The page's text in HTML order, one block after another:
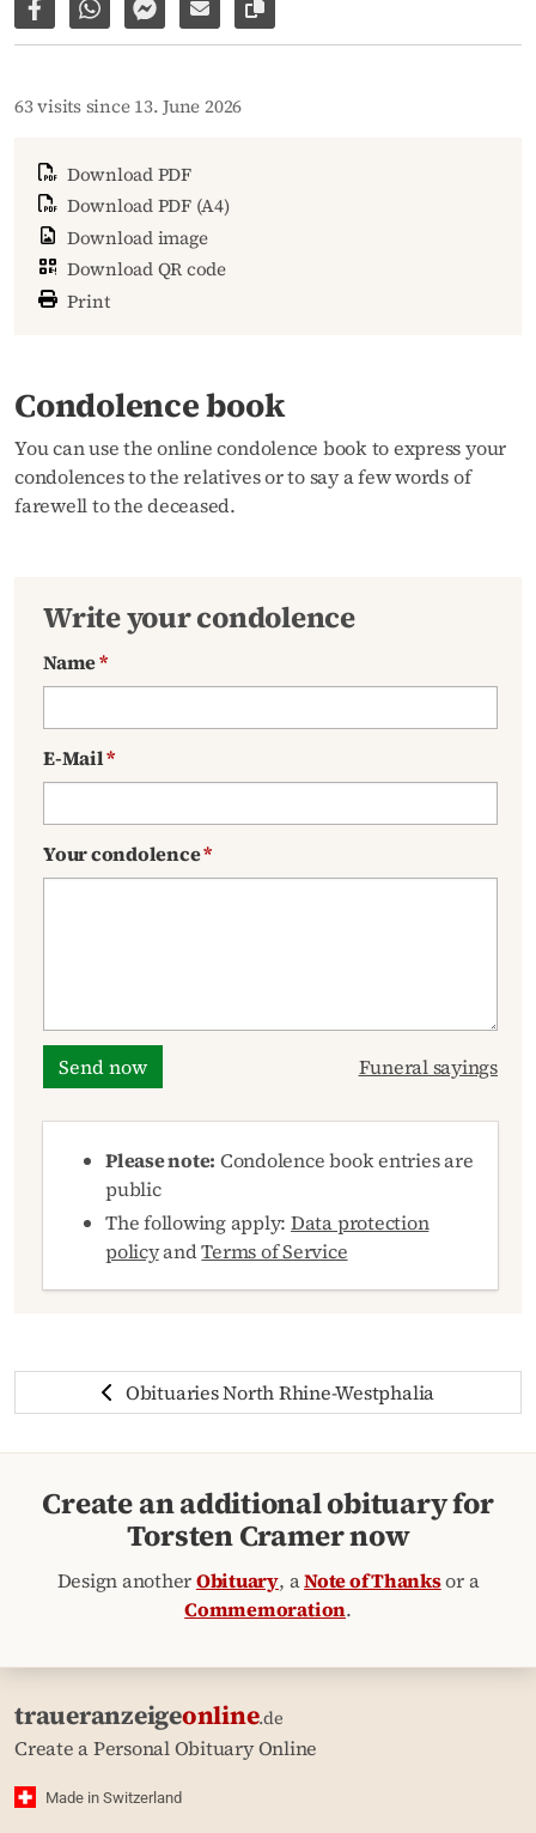
Share on Facebook
Share via WhatsApp
Share via Facebook Messenger
Share via E-Mail
Copy link to page
63 visits since 13. June 2026
Download PDF
Download PDF (A4)
Download image
Download QR code
Print
Condolence book
You can use the online condolence book to express your
condolences to the relatives or to say a few words of
farewell to the deceased.
Write your condolence
Name*
E-Mail*
Your condolence*
Send now Funeral sayings
Please note: Condolence book entries are
public
The following apply: Data protection
policyandTerms of Service
Obituaries North Rhine-Westphalia
Create an additional obituary for
Torsten Cramer now
Design anotherObituary, aNote of Thanksor a
Commemoration.
traueranzeigeonline.de
Create a Personal Obituary Online
Made in Switzerland